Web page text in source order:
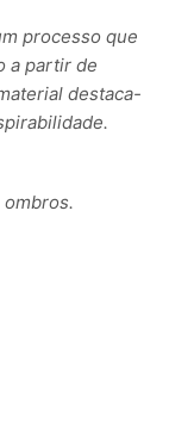
processo que
a partir de
destaca-